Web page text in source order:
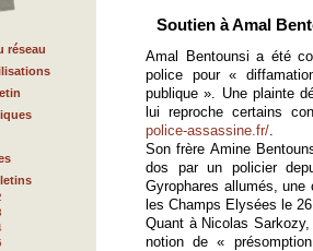
réseau
Soutien à Amal
Amal Bentounsi a été
police pour «
publique ». Une plainte
lui reproche certains
police-assassine.fr/.
Son frère Amine
dos par un policier
Gyrophares allumés,
les Champs Elysées le
Quant à Nicolas
notion de «